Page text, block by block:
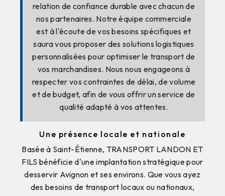
relation de confiance durable avec chacun de
nos partenaires. Notre équipe commerciale
est à l'écoute de vos besoins spécifiques et
saura vous proposer des solutions logistiques
personnalisées pour optimiser le transport de
vos marchandises. Nous nous engageons à
respecter vos contraintes de délai, de volume
et de budget, afin de vous offrir un service de
qualité adapté à vos attentes.
Une présence locale et nationale
Basée à Saint-Étienne, TRANSPORT LANDON ET
FILS bénéficie d'une implantation stratégique pour
desservir Avignon et ses environs. Que vous ayez
des besoins de transport locaux ou nationaux,